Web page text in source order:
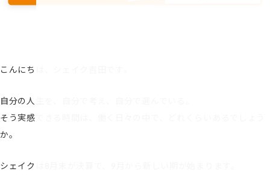
こんにちは、シェイク吉田です。
自分の人生を、自分で考え、自分で選んでいる。
そう実感できる時間は、働く日々の中で、どれくらいあるでしょう
か。
シェイクは8月末が決算で、9月から新しい期が始まります。